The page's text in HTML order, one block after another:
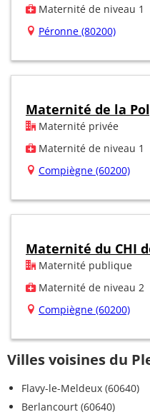
Maternité de niveau 1
Péronne (80200)
Maternité de la
Maternité privée
Maternité de niveau 1
Compiègne (60200)
Maternité du CHI
Maternité publique
Maternité de niveau 2
Compiègne (60200)
Villes voisines du
Flavy-le-Meldeux (60640)
Berlancourt (60640)